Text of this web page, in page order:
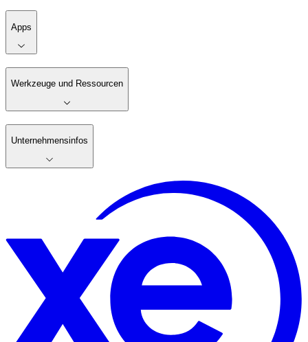
Apps
Werkzeuge und Ressourcen
Unternehmensinfos